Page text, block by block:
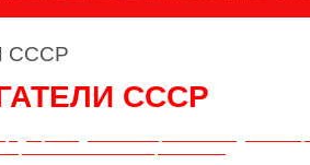
СССР
СССР